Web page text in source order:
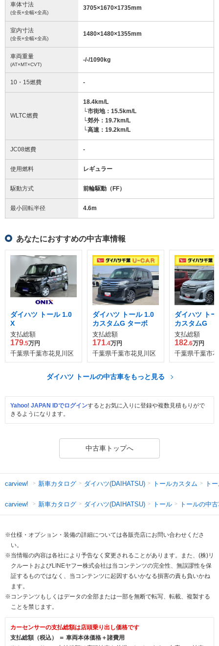
車体寸法
(全長×全幅×全高)
3705×1670×1735mm
室内寸法
(全長×全幅×全高)
1480×1480×1355mm
車両重量
(AT×MT×CVT)
-/-/1090kg
10・15燃費 -
WLTC燃費
18.4km/L
└市街地：15.5km/L
└郊外：19.7km/L
└高速：19.2km/L
JC08燃費 -
使用燃料 レギュラー
駆動方式 前輪駆動（FF）
最小回転半径 4.6m
あなたにおすすめの中古車情報
ダイハツ トール 1.0
X
支払総額
179.5万円
千葉県千葉市花見川区
ダイハツ トール 1.0
カスタムG ターボ
支払総額
171.4万円
千葉県千葉市花見川区
ダイハツ ト
カスタムG
支払総額
182.6万円
千葉県千葉市
ダイハツ トールの中古車をもっと見る
Yahoo! JAPAN IDでログインするとお気に入りに登録や複数見積もりがで
きるようになります。
中古車トップへ
carview! 新車カタログ ダイハツ(DAIHATSU) トールカスタム ト
carview! 新車カタログ ダイハツ(DAIHATSU) トール トールの中
※仕様・オプション・装備の詳細については各販売店にお問い合わせくださ
い。
※当情報の内容は各社により予告なく変更されることがあります。また、(株)リ
クルートおよびLINEヤフー株式会社は当コンテンツの完全性、無誤謬性を保
証するものではなく、当コンテンツに起因するいかなる損害の責も負いかね
ます。
※コンテンツもしくはデータの全部または一部を無断で転写、転載、複製する
ことを禁じます。
カーセンサーの支払総額は店頭乗り出し価格です
支払総額（税込） ＝ 車両本体価格＋諸費用